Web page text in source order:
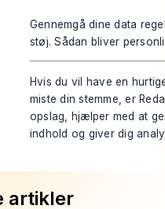
Gennemgå dine data
støj. Sådan bliver
Hvis du vil have en
miste din stemme, er
opslag, hjælper med at
indhold og giver dig
artikler